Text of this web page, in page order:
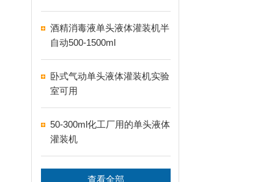
酒精消毒液单头液体灌装机半
自动500-1500ml
卧式气动单头液体灌装机实验
室可用
50-300ml化工厂用的单头液体
灌装机
查看全部